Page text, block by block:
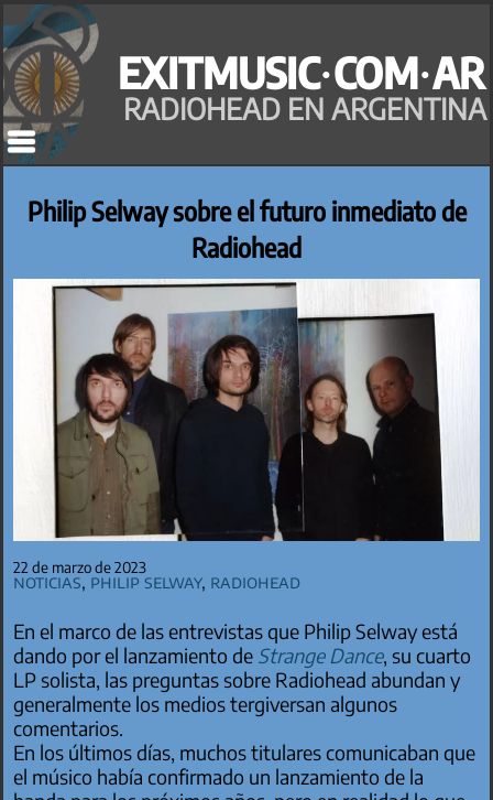
Saltar
al
contenido
EXITMUSIC·COM·AR
RADIOHEAD EN ARGENTINA
Philip Selway sobre el futuro inmediato de
Radiohead
22 de marzo de 2023
Noticias, Philip Selway, Radiohead
En el marco de las entrevistas que Philip Selway está
dando por el lanzamiento de Strange Dance, su cuarto
LP solista, las preguntas sobre Radiohead abundan y
generalmente los medios tergiversan algunos
comentarios.
En los últimos días, muchos titulares comunicaban que
el músico había confirmado un lanzamiento de la